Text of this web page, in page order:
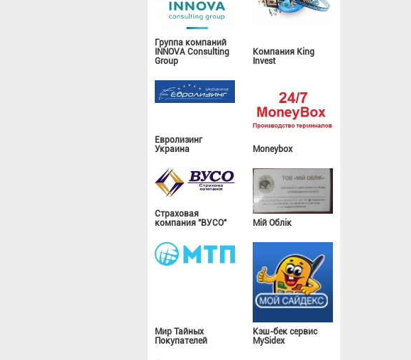
Группа компаний
INNOVA Consulting
Group
Компания King
Invest
Евролизинг
Украина
Moneybox
Страховая
компания "ВУСО"
Мій Облік
Мир Тайных
Покупателей
Кэш-бек сервис
MySidex